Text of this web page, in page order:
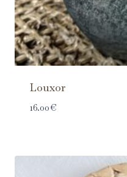
Louxor
16.00€